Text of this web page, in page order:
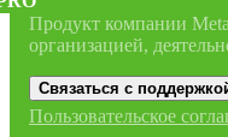
Продукт компании
организацией,
Связаться с
Пользовательское